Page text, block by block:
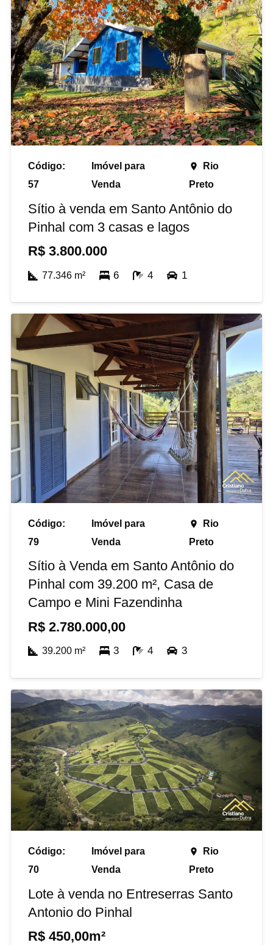
Código:
57
Imóvel para
Venda
place
Rio
Preto
Sítio à venda em Santo Antônio do
Pinhal com 3 casas e lagos
R$3.800.000
77.346m² 6 4 1
Código:
79
Imóvel para
Venda
place
Rio
Preto
Sítio à Venda em Santo Antônio do
Pinhal com 39.200 m², Casa de
Campo e Mini Fazendinha
R$2.780.000,00
39.200m² 3 4 3
Código:
70
Imóvel para
Venda
place
Rio
Preto
Lote à venda no Entreserras Santo
Antonio do Pinhal
R$450,00m²